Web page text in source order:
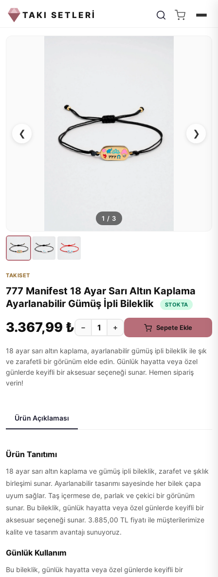
TAKI SETLERİ
❮ ❯
1 / 3
TAKISET
777 Manifest 18 Ayar Sarı Altın Kaplama
Ayarlanabilir Gümüş İpli Bileklik
STOKTA
3.367,99 ₺ − + Sepete Ekle
18 ayar sarı altın kaplama, ayarlanabilir gümüş ipli bileklik ile şık
ve zarafetli bir görünüm elde edin. Günlük hayatta veya özel
günlerde keyifli bir aksesuar seçeneği sunar. Hemen sipariş
verin!
Ürün Açıklaması
Ürün Tanıtımı
18 ayar sarı altın kaplama ve gümüş ipli bileklik, zarafet ve şıklık
birleşimi sunar. Ayarlanabilir tasarımı sayesinde her bilek çapa
uyum sağlar. Taş içermese de, parlak ve çekici bir görünüm
sunar. Bu bileklik, günlük hayatta veya özel günlerde keyifli bir
aksesuar seçeneği sunar. 3.885,00 TL fiyatı ile müşterilerimize
kalite ve tasarım avantajı sunuyoruz.
Günlük Kullanım
Bu bileklik, günlük hayatta veya özel günlerde keyifli bir